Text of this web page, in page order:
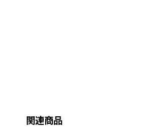
関連商品